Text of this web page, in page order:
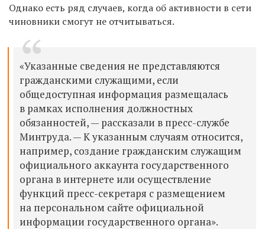
Однако есть ряд случаев, когда об активности в сети
чиновники смогут не отчитываться.
«Указанные сведения не представляются
гражданскими служащими, если
общедоступная информация размещалась
в рамках исполнения должностных
обязанностей, — рассказали в пресс-службе
Минтруда. — К указанным случаям относится,
например, создание гражданским служащим
официального аккаунта государственного
органа в интернете или осуществление
функций пресс-секретаря с размещением
на персональном сайте официальной
информации государственного органа».